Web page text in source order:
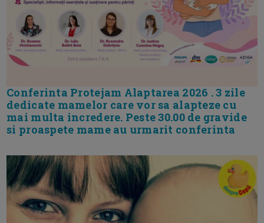
Conferinta Protejam Alaptarea 2026 . 3 zile
dedicate mamelor care vor sa alapteze cu
mai multa incredere. Peste 30.00 de gravide
si proaspete mame au urmarit conferinta